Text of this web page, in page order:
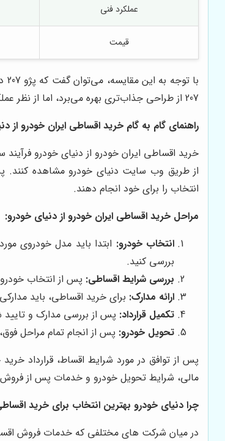
عملکرد فنی
قیمت
207 از طراحی جذاب‌تری بهره می‌برد، اما از نظر عملکرد فنی تفاوت چندانی با رانا پلاس ندارد. در نهایت، انتخاب بین این خودروها بستگی به سلیقه و بودجه شما دارد.
راهنمای گام به گام خرید اقساطی ایران خودرو از
خرید اقساطی ایران خودرو از دنیای خودرو
از طریق وب سایت دنیای خودرو مشاهده کنند.
انتخاب را برای خود انجام دهند.
مراحل خرید اقساطی ایران خودرو از دنیای خودرو:
انتخاب خودرو: ابتدا باید مدل خودروی
بررسی کنید.
بررسی شرایط اقساطی: پس از انتخاب
ارائه مدارک: برای خرید اقساطی، باید
تکمیل قرارداد: پس از بررسی مدارک و تایید
تحویل خودرو: پس از انجام تمام مراحل
پس از توافق در مورد شرایط اقساط، قرارداد
مالی، شرایط تحویل خودرو و خدمات پس از فروش
چرا دنیای خودروبهترین انتخاب برای خرید
در میان شرکت های مختلفی که خدمات فروش